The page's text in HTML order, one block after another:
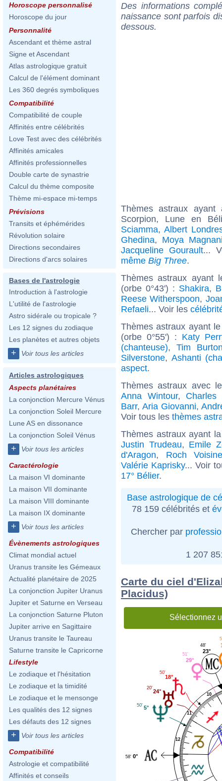
Horoscope personnalisé
Horoscope du jour
Personnalité
Ascendant et thème astral
Signe et Ascendant
Atlas astrologique gratuit
Calcul de l'élément dominant
Les 360 degrés symboliques
Compatibilité
Compatibilité de couple
Affinités entre célébrités
Love Test avec des célébrités
Affinités amicales
Affinités professionnelles
Double carte de synastrie
Calcul du thème composite
Thème mi-espace mi-temps
Prévisions
Transits et éphémérides
Révolution solaire
Directions secondaires
Directions d'arcs solaires
Bases de l'astrologie
Introduction à l'astrologie
L'utilité de l'astrologie
Astro sidérale ou tropicale ?
Les 12 signes du zodiaque
Les planètes et autres objets
+ Voir tous les articles
Articles astrologiques
Aspects planétaires
La conjonction Mercure Vénus
La conjonction Soleil Mercure
Lune AS en dissonance
La conjonction Soleil Vénus
+ Voir tous les articles
Caractérologie
La maison VI dominante
La maison VII dominante
La maison VIII dominante
La maison IX dominante
+ Voir tous les articles
Évènements astrologiques
Climat mondial actuel
Uranus transite les Gémeaux
Actualité planétaire de 2025
La conjonction Jupiter Uranus
Jupiter et Saturne en Verseau
La conjonction Saturne Pluton
Jupiter arrive en Sagittaire
Uranus transite le Taureau
Saturne transite le Capricorne
Lifestyle
Le zodiaque et l'hésitation
Le zodiaque et la timidité
Le zodiaque et le mensonge
Les qualités des 12 signes
Les défauts des 12 signes
+ Voir tous les articles
Compatibilité
Astrologie et compatibilité
Affinités et conseils
Des informations
naissance sont parfois
dessous.
Thèmes astraux
Scorpion, Lune en
Sciamma, Albert
Ghedina, Moya
Jacqueline Gourault...
même Big Three.
Thèmes astraux ayant
(orbe 0°43') : Shakira,
Reese Witherspoon,
Refaeli... Voir les
Thèmes astraux ayant
(orbe 0°55') : Katy
(chanteuse), Tim
Silverstone, Ashanti
aspect.
Thèmes astraux avec
Anna Wintour, Charles
Barr, Aria Giovanni,
Voir tous les thèmes
Thèmes astraux ayant
Justin Trudeau, Emile
d'Aragon, Roch
Valérie Kaprisky... Voir
17° Bélier.
Base astrologique de
78 159 célébrités et
Chercher par
1 207
Carte du ciel
Placidus)
Sélectionnez
10
11
12
23°
48'
29°
51'
18°
50'
24°
20'
5°
50'
0°
58'